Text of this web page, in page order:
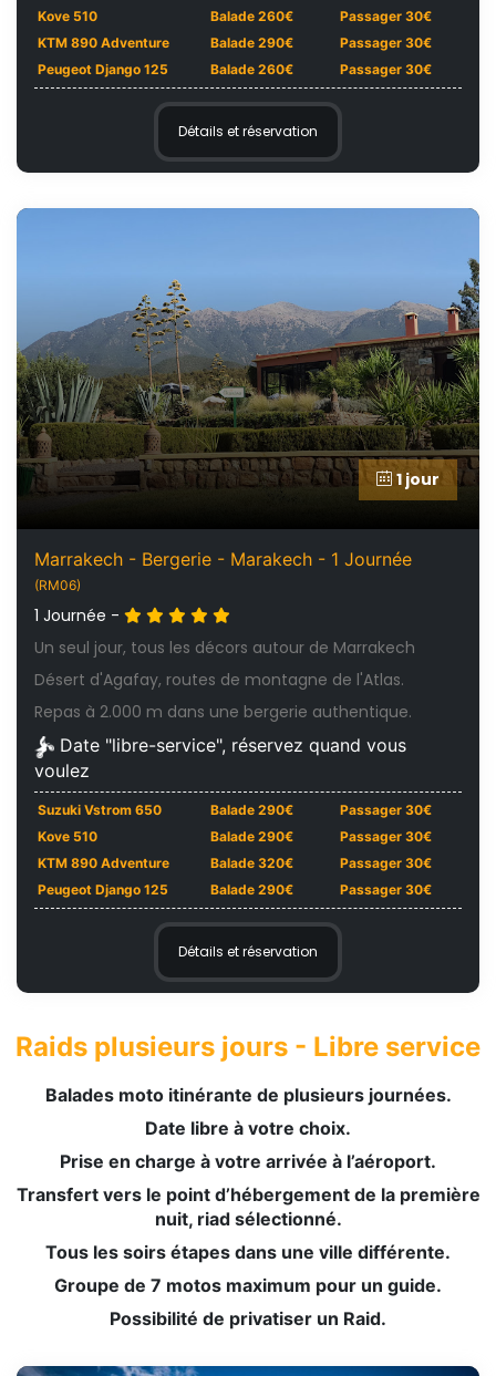
Kove 510
Balade 260€
Passager 30€
KTM 890 Adventure
Balade 290€
Passager 30€
Peugeot Django 125
Balade 260€ Passager 30€
Détails et réservation
1 jour
Marrakech - Bergerie - Marakech - 1 Journée
(RM06)
1 Journée -
Un seul jour, tous les décors autour de Marrakech
Désert d'Agafay, routes de montagne de l'Atlas.
Repas à 2.000 m dans une bergerie authentique.
Date "libre-service", réservez quand vous
voulez
Suzuki Vstrom 650 Balade 290€
Passager 30€
Kove 510
Balade 290€
Passager 30€
KTM 890 Adventure
Balade 320€
Passager 30€
Peugeot Django 125
Balade 290€ Passager 30€
Détails et réservation
Raids plusieurs jours - Libre service
Balades moto itinérante de plusieurs journées.
Date libre à votre choix.
Prise en charge à votre arrivée à l’aéroport.
Transfert vers le point d’hébergement de la première
nuit, riad sélectionné.
Tous les soirs étapes dans une ville différente.
Groupe de 7 motos maximum pour un guide.
Possibilité de privatiser un Raid.